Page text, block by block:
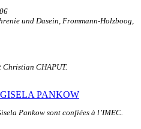
und Dasein, Frommann-Holzboog,
Christian CHAPUT.
GISELA PANKOW
Pankow sont confiées à l’IMEC.